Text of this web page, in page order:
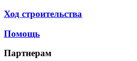
Ход строительства
Помощь
Партнерам